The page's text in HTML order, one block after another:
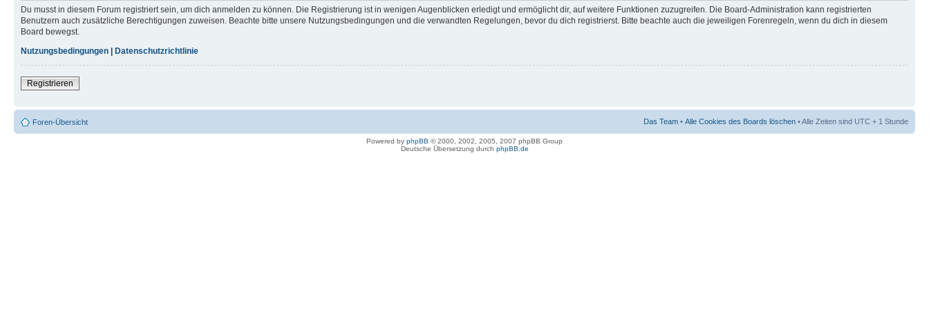
Du musst in diesem Forum registriert sein, um dich anmelden zu können. Die Registrierung ist in wenigen Augenblicken erledigt und ermöglicht dir, auf weitere Funktionen zuzugreifen. Die Board-Administration kann registrierten
Benutzern auch zusätzliche Berechtigungen zuweisen. Beachte bitte unsere Nutzungsbedingungen und die verwandten Regelungen, bevor du dich registrierst. Bitte beachte auch die jeweiligen Forenregeln, wenn du dich in diesem
Board bewegst.
Nutzungsbedingungen | Datenschutzrichtlinie
Registrieren
Foren-Übersicht Das Team • Alle Cookies des Boards löschen • Alle Zeiten sind UTC + 1 Stunde
Powered by phpBB © 2000, 2002, 2005, 2007 phpBB Group
Deutsche Übersetzung durch phpBB.de